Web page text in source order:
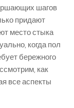
шагов
придают
место стыка
когда пол
бережного
как
все аспекты